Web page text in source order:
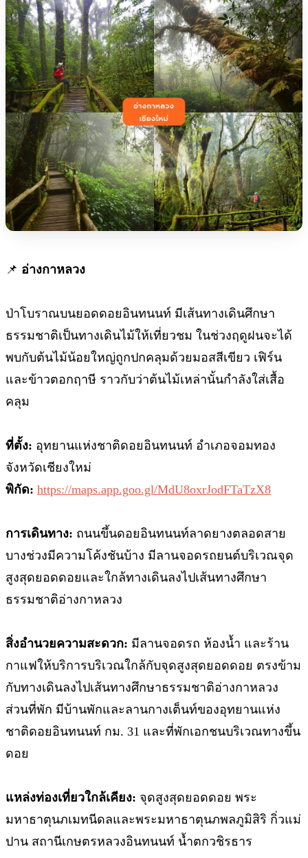
📌 อ่างกาหลวง
ป่าโบราณบนยอดดอยอินทนนท์ มีเส้นทางเดินศึกษา
ธรรมชาติเป็นทางเดินไม้ให้เที่ยวชม ในช่วงฤดูฝนจะได้
พบกับต้นไม้น้อยใหญ่ถูกปกคลุมด้วยมอสสีเขียว เฟิร์น
และข้าวตอกฤาษี ราวกับว่าต้นไม้เหล่านั้นกำลังใส่เสื้อ
คลุม
ที่ตั้ง: อุทยานแห่งชาติดอยอินทนนท์ อำเภอจอมทอง
จังหวัดเชียงใหม่
พิกัด: https://maps.app.goo.gl/MdU8oxrJodFTaTzX8
การเดินทาง: ถนนขึ้นดอยอินทนนท์ลาดยางตลอดสาย
บางช่วงมีความโค้งชันบ้าง มีลานจอดรถยนต์บริเวณจุด
สูงสุดยอดดอยและใกล้ทางเดินลงไปเส้นทางศึกษา
ธรรมชาติอ่างกาหลวง
สิ่งอำนวยความสะดวก: มีลานจอดรถ ห้องน้ำ และร้าน
กาแฟให้บริการบริเวณใกล้กับจุดสูงสุดยอดดอย ตรงข้าม
กับทางเดินลงไปเส้นทางศึกษาธรรมชาติอ่างกาหลวง
ส่วนที่พัก มีบ้านพักและลานกางเต็นท์ของอุทยานแห่ง
ชาติดอยอินทนนท์ กม. 31 และที่พักเอกชนบริเวณทางขึ้น
ดอย
แหล่งท่องเที่ยวใกล้เคียง: จุดสูงสุดยอดดอย พระ
มหาธาตุนภเมทนีดลและพระมหาธาตุนภพลภูมิสิริ กิ่วแม่
ปาน สถานีเกษตรหลวงอินทนนท์ น้ำตกวชิรธาร